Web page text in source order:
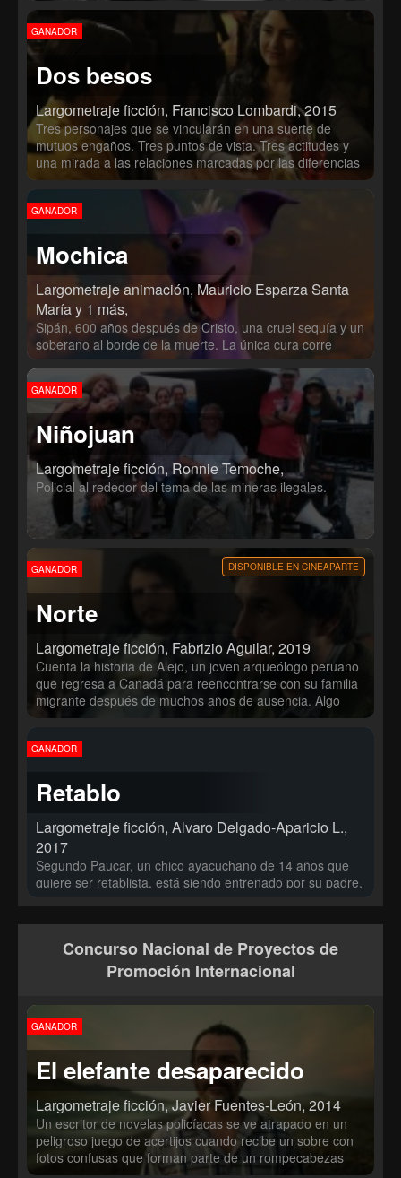
sede de un importante periódico, donde conoce a Pedro
Campos, un periodista solitario que se encarga de la
investigación.
GANADOR
Dos besos
Largometraje ficción, Francisco Lombardi, 2015
Tres personajes que se vincularán en una suerte de
mutuos engaños. Tres puntos de vista. Tres actitudes y
una mirada a las relaciones marcadas por las diferencias
sociales y culturales.
GANADOR
Mochica
Largometraje animación, Mauricio Esparza Santa
María y 1 más,
Sipán, 600 años después de Cristo, una cruel sequía y un
soberano al borde de la muerte. La única cura corre
GANADOR
Niñojuan
Largometraje ficción, Ronnie Temoche,
Policial al rededor del tema de las mineras ilegales.
GANADOR DISPONIBLE EN CINEAPARTE
Norte
Largometraje ficción, Fabrizio Aguilar, 2019
Cuenta la historia de Alejo, un joven arqueólogo peruano
que regresa a Canadá para reencontrarse con su familia
migrante después de muchos años de ausencia. Algo
ocurrió en el pasado que ha marcado la distancia y
angustia lo consume, Alejo se cuestionará si la vida que
perder su propia realidad.
GANADOR
Retablo
Largometraje ficción, Alvaro Delgado-Aparicio L.,
2017
Segundo Paucar, un chico ayacuchano de 14 años que
quiere ser retablista, está siendo entrenado por su padre,
mundo se le venga abajo.
Concurso Nacional de Proyectos de
Promoción Internacional
GANADOR
El elefante desaparecido
Largometraje ficción, Javier Fuentes-León, 2014
Un escritor de novelas policíacas se ve atrapado en un
peligroso juego de acertijos cuando recibe un sobre con
fotos confusas que forman parte de un rompecabezas
que podría ayudarlo a revelar quién estuvo detrás de la